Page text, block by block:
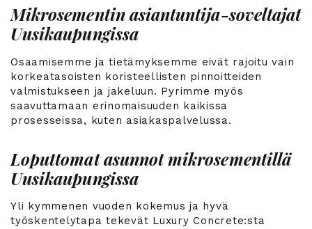
Mikrosementin asiantuntija-soveltajat
Uusikaupungissa
Osaamisemme ja tietämyksemme eivät rajoitu vain
korkeatasoisten koristeellisten pinnoitteiden
valmistukseen ja jakeluun. Pyrimme myös
saavuttamaan erinomaisuuden kaikissa
prosesseissa, kuten asiakaspalvelussa.
Loputtomat asunnot mikrosementillä
Uusikaupungissa
Yli kymmenen vuoden kokemus ja hyvä
työskentelytapa tekevät Luxury Concrete:sta